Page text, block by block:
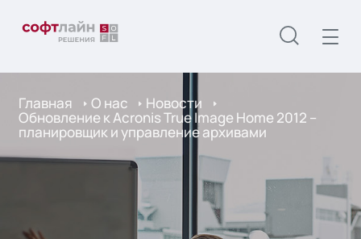
Главная О нас Новости
Обновление к Acronis True Image Home 2012 –
планировщик и управление архивами